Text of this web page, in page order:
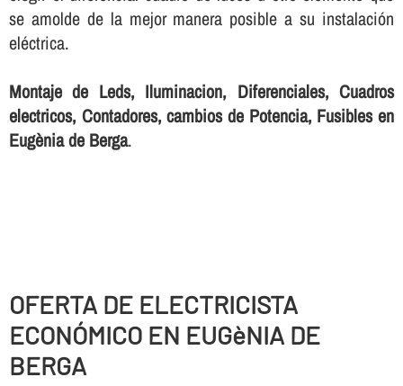
se amolde de la mejor manera posible a su instalación
eléctrica.
Montaje de Leds, Iluminacion, Diferenciales, Cuadros
electricos, Contadores, cambios de Potencia, Fusibles en
Eugènia de Berga.
OFERTA DE ELECTRICISTA
ECONÓMICO EN EUGèNIA DE
BERGA